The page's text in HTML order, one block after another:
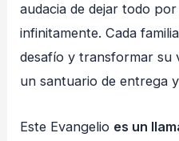
audacia de dejar todo
infinitamente. Cada
desafío y transformar su
un santuario de entrega
Este Evangelio es un